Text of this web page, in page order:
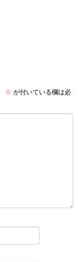
※ が付いている欄は必